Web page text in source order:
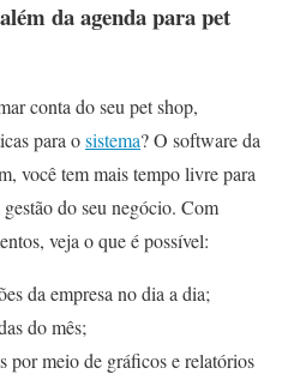
da agenda para pet
conta do seu pet shop,
para osistema? O software da
você tem mais tempo livre para
do seu negócio. Com
veja o que é possível:
da empresa no dia a dia;
do mês;
por meio de gráficos e relatórios